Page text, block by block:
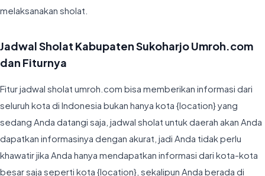
melaksanakan sholat.
Jadwal Sholat Kabupaten Sukoharjo Umroh.com
dan Fiturnya
Fitur jadwal sholat umroh.com bisa memberikan informasi dari
seluruh kota di Indonesia bukan hanya kota {location} yang
sedang Anda datangi saja, jadwal sholat untuk daerah akan Anda
dapatkan informasinya dengan akurat, jadi Anda tidak perlu
khawatir jika Anda hanya mendapatkan informasi dari kota-kota
besar saja seperti kota {location}, sekalipun Anda berada di